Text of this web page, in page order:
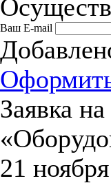
Ваш E-mail
Заявка
21